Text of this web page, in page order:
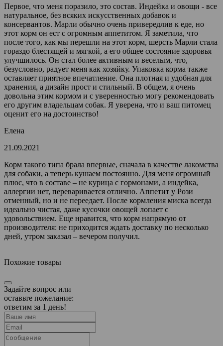
Первое, что меня поразило, это состав. Индейка и овощи - все
натуральное, без всяких искусственных добавок и
консервантов. Марли обычно очень привередлив к еде, но
этот корм он ест с огромным аппетитом. Я заметила, что
после того, как мы перешли на этот корм, шерсть Марли стала
гораздо блестящей и мягкой, а его общее состояние здоровья
улучшилось. Он стал более активным и веселым, что,
безусловно, радует меня как хозяйку. Упаковка корма также
оставляет приятное впечатление. Она плотная и удобная для
хранения, а дизайн прост и стильный. В общем, я очень
довольна этим кормом и с уверенностью могу рекомендовать
его другим владельцам собак. Я уверена, что и ваш питомец
оценит его на достоинство!
Елена
21.09.2021
Корм такого типа брала впервые, сначала в качестве лакомства
для собаки, а теперь кушаем постоянно. Для меня огромный
плюс, что в составе – не курица с гормонами, а индейка,
аллергии нет, переваривается отлично. Аппетит у Рози
отменный, но и не переедает. После кормления миска всегда
идеально чистая, даже кусочки овощей лопает с
удовольствием. Еще нравится, что корм напрямую от
производителя: не приходится ждать доставку по несколько
дней, утром заказал – вечером получил.
Похожие товары
Задайте вопрос или
оставьте пожелание:
ответим за 1 день!